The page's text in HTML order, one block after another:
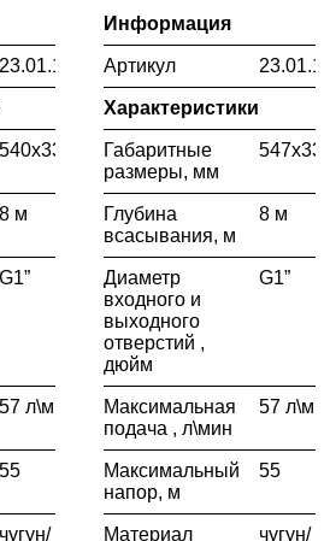
23.01.106.056
540х330х515
8 м
G1”
57 л\мин
55
чугун/
Информация
Артикул
Характеристики
Габаритные
размеры, мм
Глубина
всасывания, м
8 м
Диаметр
входного и
выходного
отверстий ,
дюйм
G1”
Максимальная
подача , л\мин
57
Максимальный
напор, м
55
Материал
чугун/